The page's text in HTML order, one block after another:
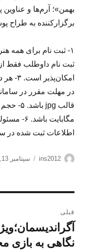
بهمن»؛ آرم‌ها و عناوین
برگزارکننده به طراح
مگابایت
اطلاعات ثبت شده در
نویسنده
ins2012
ارسال
سپتامبر 13, 2025
نوشته
قبلی
نوشته
قبلی:
نگاهی به بازی